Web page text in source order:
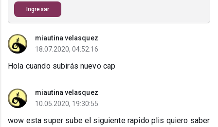
Ingresar
miautina velasquez
18.07.2020, 04:52:16
Hola cuando subirás nuevo cap
miautina velasquez
10.05.2020, 19:30:55
wow esta super sube el siguiente rapido plis quiero saber